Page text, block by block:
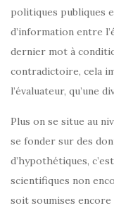
politiques publiques
d’information entre
dernier mot à
contradictoire, cela
l’évaluateur, qu’une
Plus on se situe au
se fonder sur des
d’hypothétiques,
scientifiques non
soit soumises